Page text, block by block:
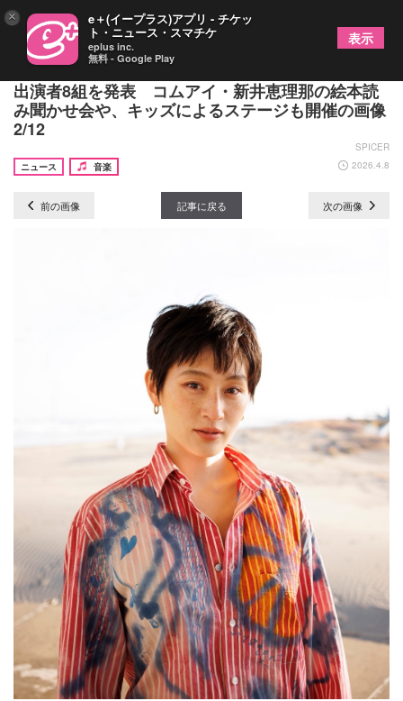
『EBISU Bloomin’ JAZZ GARDEN 2026』第三弾
出演者8組を発表 コムアイ・新井恵理那の絵本読
み聞かせ会や、キッズによるステージも開催の画像
2/12
SPICER
ニュース
音楽 2026.4.8
前の画像 記事に戻る 次の画像
× e＋(イープラス)アプリ - チケッ
ト・ニュース・スマチケ
eplus inc.
無料 - Google Play
表示